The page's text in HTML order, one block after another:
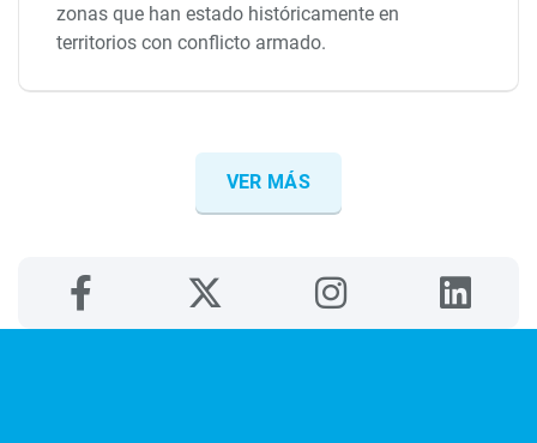
zonas que han estado históricamente en
territorios con conflicto armado.
VER MÁS